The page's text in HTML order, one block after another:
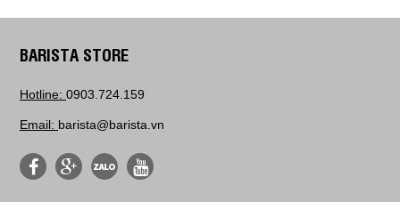
BARISTA STORE
Hotline: 0903.724.159
Email: barista@barista.vn